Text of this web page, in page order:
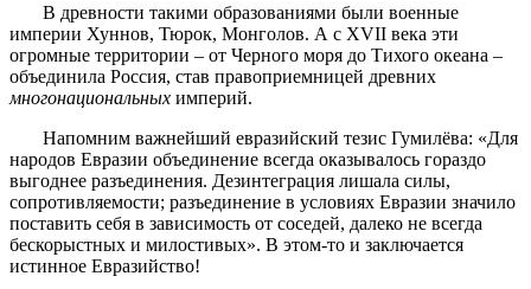
В древности такими образованиями были военные
империи Хуннов, Тюрок, Монголов. А с XVII века эти
огромные территории – от Черного моря до Тихого океана –
объединила Россия, став правоприемницей древних
многонациональных империй.
Напомним важнейший евразийский тезис Гумилёва: «Для
народов Евразии объединение всегда оказывалось гораздо
выгоднее разъединения. Дезинтеграция лишала силы,
сопротивляемости; разъединение в условиях Евразии значило
поставить себя в зависимость от соседей, далеко не всегда
бескорыстных и милостивых». В этом-то и заключается
истинное Евразийство!